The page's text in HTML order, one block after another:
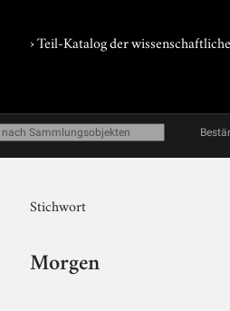
› Teil-Katalog der
Stichwort
Morgen